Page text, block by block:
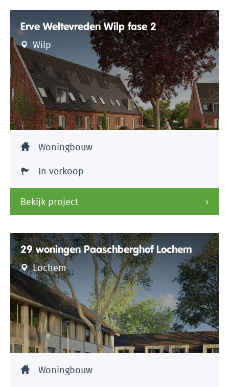
Erve Weltevreden Wilp fase 2
Wilp
Woningbouw
In verkoop
Bekijk project
29 woningen Paaschberghof Lochem
Lochem
Woningbouw